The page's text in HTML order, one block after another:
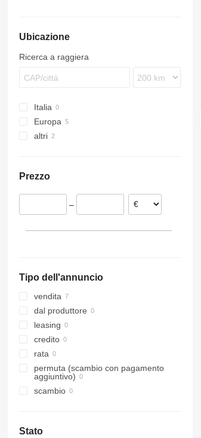
TGX
LK
Sprinter
Midlum
T-series
FL
FMX
VNL
Ubicazione
Ricerca a raggiera
Italia
Europa
altri
Prezzo
–
Tipo dell'annuncio
vendita
dal produttore
leasing
credito
rata
permuta (scambio con pagamento
aggiuntivo)
scambio
Stato